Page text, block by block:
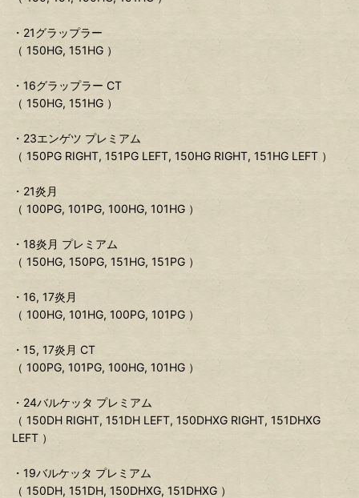
・21グラップラー
（ 150HG, 151HG ）
・16グラップラー CT
（ 150HG, 151HG ）
・23エンゲツ プレミアム
（ 150PG RIGHT, 151PG LEFT, 150HG RIGHT, 151HG LEFT ）
・21炎月
（ 100PG, 101PG, 100HG, 101HG ）
・18炎月 プレミアム
（ 150HG, 150PG, 151HG, 151PG ）
・16, 17炎月
（ 100HG, 101HG, 100PG, 101PG ）
・15, 17炎月 CT
（ 100PG, 101PG, 100HG, 101HG ）
・24バルケッタ プレミアム
（ 150DH RIGHT, 151DH LEFT, 150DHXG RIGHT, 151DHXG
LEFT ）
・19バルケッタ プレミアム
（ 150DH, 151DH, 150DHXG, 151DHXG ）